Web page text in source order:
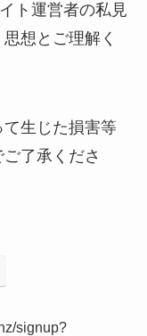
ト運営者の私見
想とご理解く
生じた損害等
了承くださ
signup?